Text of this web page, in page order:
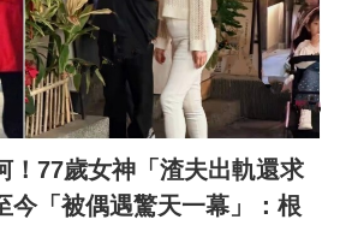
！77歲女神「渣夫出軌還求
「被偶遇驚天一幕」：根